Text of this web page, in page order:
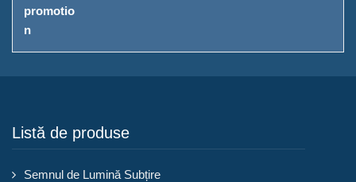
Listă de produse
Semnul de Lumină Subțire